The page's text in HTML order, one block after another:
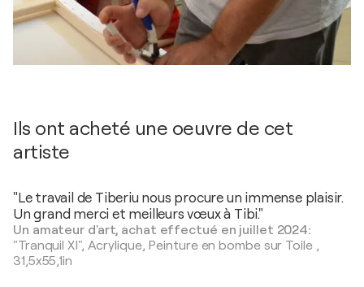
Ils ont acheté une oeuvre de cet
artiste
"Le travail de Tiberiu nous procure un immense plaisir.
Un grand merci et meilleurs vœux à Tibi."
Un amateur d'art, achat effectué en juillet 2024:
"Tranquil XI", Acrylique, Peinture en bombe sur Toile,
31,5x55,1in